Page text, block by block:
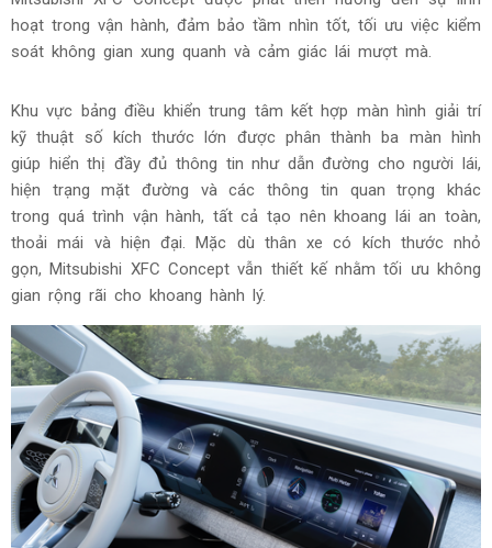
Vận hành linh hoạt với khoang hành lý rộng rãi
Mitsubishi XFC Concept được phát triển hướng đến sự linh
hoạt trong vận hành, đảm bảo tầm nhìn tốt, tối ưu việc kiểm
Khu vực bảng điều khiển trung tâm kết hợp màn hình giải trí
kỹ thuật số kích thước lớn được phân thành ba màn hình
giúp hiển thị đầy đủ thông tin như dẫn đường cho người lái,
hiện trạng mặt đường và các thông tin quan trọng khác
trong quá trình vận hành, tất cả tạo nên khoang lái an toàn,
thoải mái và hiện đại. Mặc dù thân xe có kích thước nhỏ
gọn, Mitsubishi XFC Concept vẫn thiết kế nhằm tối ưu không